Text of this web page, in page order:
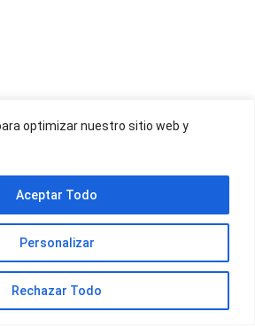
optimizar nuestro sitio web y
Personalizar
Rechazar Todo
Aceptar Todo